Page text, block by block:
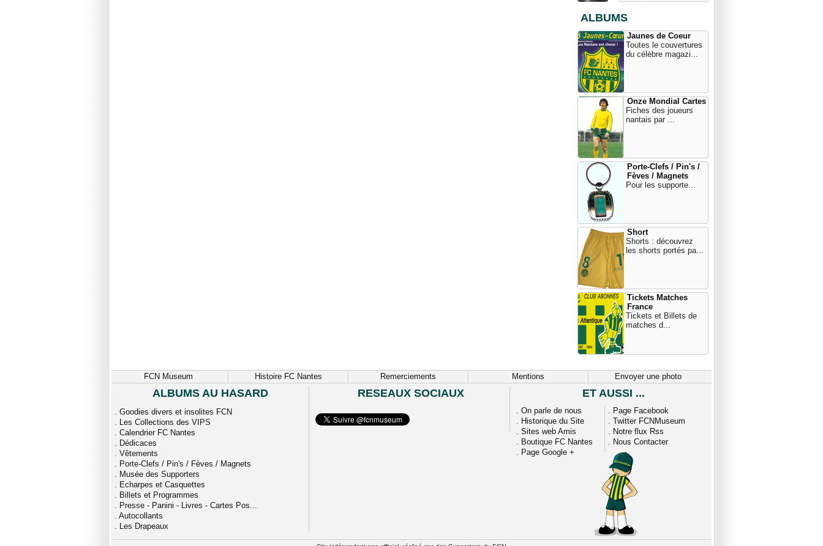
ALBUMS
Jaunes de Coeur
Toutes le couvertures
du célèbre magazi...
Onze Mondial Cartes
Fiches des joueurs
nantais par ...
Porte-Clefs / Pin's /
Fèves / Magnets
Pour les supporte...
Short
Shorts : découvrez
les shorts portés pa...
Tickets Matches
France
Tickets et Billets de
matches d...
FCN Museum Histoire FC Nantes Remerciements Mentions Envoyer une photo
ALBUMS AU HASARD
. Goodies divers et insolites FCN
. Les Collections des VIPS
. Calendrier FC Nantes
. Dédicaces
. Vêtements
. Porte-Clefs / Pin's / Fèves / Magnets
. Musée des Supporters
. Echarpes et Casquettes
. Billets et Programmes
. Presse - Panini - Livres - Cartes Pos...
. Autocollants
. Les Drapeaux
RESEAUX SOCIAUX ET AUSSI ...
. On parle de nous
. Historique du Site
. Sites web Amis
. Boutique FC Nantes
. Page Google +
. Page Facebook
. Twitter FCNMuseum
. Notre flux Rss
. Nous Contacter